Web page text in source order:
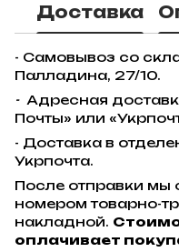
Доставка
- Самовывоз со
Палладина, 27/10.
- Адресная
Почты» или
- Доставка в
Укрпочта.
После отправки
номером товарно-
накладной.
оплачивает